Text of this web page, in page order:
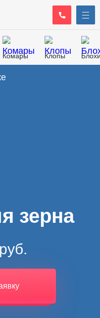
Комары Клопы
зерна